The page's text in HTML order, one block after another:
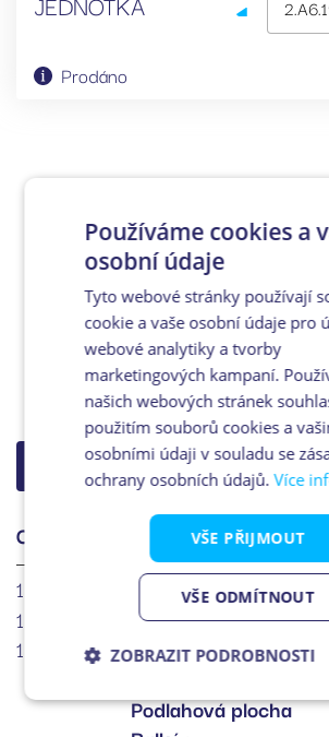
Prodáno
ZPĚT NA VÝBĚR
OZN. ÚČEL MÍSTNOSTI
19.1
Chodba
19.2 Koupelna + WC
19.3 Obývací pokoj + KK
Podlahová plocha
Používáme cookies a
osobní údaje
Tyto webové stránky používají
cookie a vaše osobní údaje pro
webové analytiky a tvorby
marketingových kampaní.
našich webových stránek
použitím souborů cookies a
osobními údaji v souladu se
ochrany osobních údajů.Více
VŠE PŘIJMOUT
VŠE ODMÍTNOUT
ZOBRAZIT PODROBNOSTI
Nezbytně
nutné
Analytika